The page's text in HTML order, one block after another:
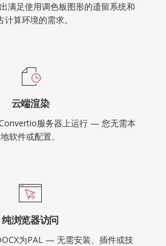
满足使用调色板图形的遗留系统和
计算环境的需求。
云端渲染
服务器上运行 — 您无需本
地软件或配置。
纯浏览器访问
为PAL — 无需安装、插件或技